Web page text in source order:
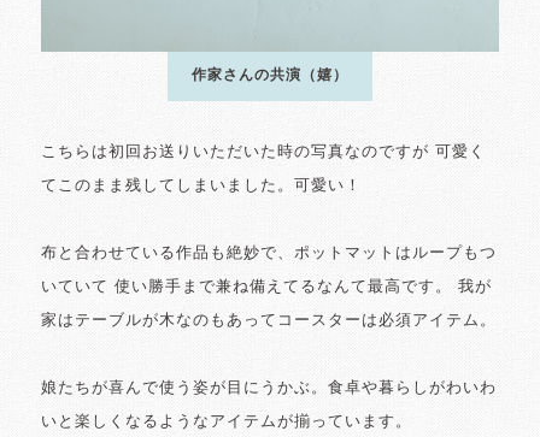
作家さんの共演（嬉）
こちらは初回お送りいただいた時の写真なのですが 可愛く
てこのまま残してしまいました。可愛い！
布と合わせている作品も絶妙で、ポットマットはループもつ
いていて 使い勝手まで兼ね備えてるなんて最高です。 我が
家はテーブルが木なのもあってコースターは必須アイテム。
娘たちが喜んで使う姿が目にうかぶ。食卓や暮らしがわいわ
いと楽しくなるようなアイテムが揃っています。